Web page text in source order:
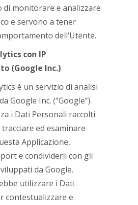
monitorare e analizzare
e servono a tener
dell’Utente.
con IP
(Google Inc.)
è un servizio di analisi
Google Inc. (“Google”).
i Dati Personali raccolti
ed esaminare
Applicazione,
e condividerli con gli
da Google.
utilizzare i Dati
contestualizzare e